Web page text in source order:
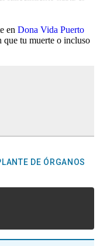
en Dona Vida Puerto
tu muerte o incluso
DE ÓRGANOS